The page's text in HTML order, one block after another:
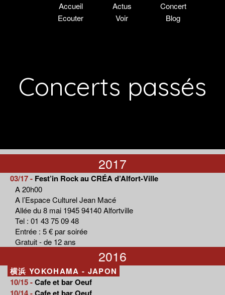
Accueil Actus
Concert
Ecouter
Voir Blog
Concerts passés
2017
03/17 - Fest’in Rock au CRÉA d’Alfort-Ville
A 20h00
A l’Espace Culturel Jean Macé
Allée du 8 mai 1945 94140 Alfortville
Tel : 01 43 75 09 48
Entrée : 5 € par soirée
Gratuit - de 12 ans
2016
横浜 YOKOHAMA - JAPON
10/15 -Cafe et bar Oeuf